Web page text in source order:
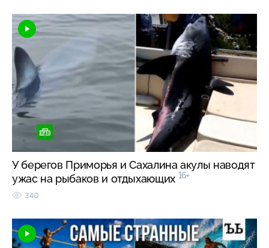
У берегов Приморья и Сахалина акулы наводят
ужас на рыбаков и отдыхающих 16+
340